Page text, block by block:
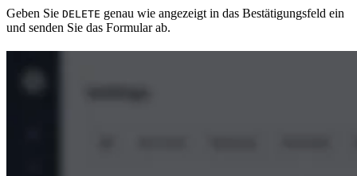
Geben Sie DELETE genau wie angezeigt in das Bestätigungsfeld ein
und senden Sie das Formular ab.